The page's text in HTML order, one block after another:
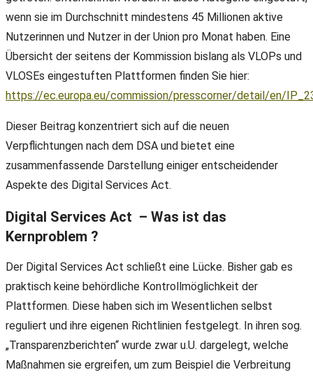
wenn sie im Durchschnitt mindestens 45 Millionen aktive
Nutzerinnen und Nutzer in der Union pro Monat haben. Eine
Übersicht der seitens der Kommission bislang als VLOPs und
VLOSEs eingestuften Plattformen finden Sie hier:
https://ec.europa.eu/commission/presscorner/detail/en/
Dieser Beitrag konzentriert sich auf die neuen
Verpflichtungen nach dem DSA und bietet eine
zusammenfassende Darstellung einiger entscheidender
Aspekte des Digital Services Act.
Digital Services Act – Was ist das
Kernproblem ?
Der Digital Services Act schließt eine Lücke. Bisher gab es
praktisch keine behördliche Kontrollmöglichkeit der
Plattformen. Diese haben sich im Wesentlichen selbst
reguliert und ihre eigenen Richtlinien festgelegt. In ihren sog.
„Transparenzberichten“ wurde zwar u.U. dargelegt, welche
Maßnahmen sie ergreifen, um zum Beispiel die Verbreitung